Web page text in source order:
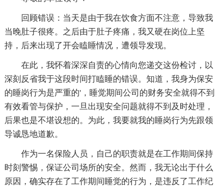
回顾错误：当天是由于我在饮食方面不注意，导致我
当晚肚子很疼。之后由于肚子疼痛，我又硬在岗位上坚
持，后来出现了开会瞌睡情况，遭领导发现。
在此，我怀着深深自责的心情向您递交这份检讨，以
深刻反省我于这段时间打瞌睡的错误。知道，我身为保安
的睡岗行为是严重的'，睡觉期间公司的财务安全就得不到
有效看管与保护，一旦出现安全问题就得不到及时处理，
后果也是不堪设想的。为此，我要就我的睡岗行为先跟领
导诚恳地道歉。
作为一名保险人员，自己的职责就是在工作期间保持
时刻警惕，保证公司场所的安全。然而，我无论出于什么
原因，确实存在了工作期间睡觉的行为，是违反了工作纪